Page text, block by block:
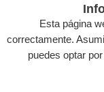
Esta página
correctamente.
puedes optar